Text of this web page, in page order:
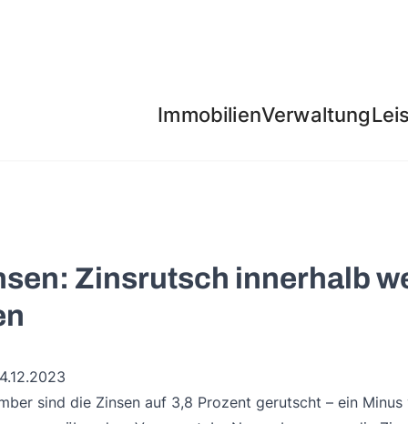
ImmobilienVerwaltung
Zinsrutsch innerhalb
sind die Zinsen auf 3,8 Prozent gerutscht – ein